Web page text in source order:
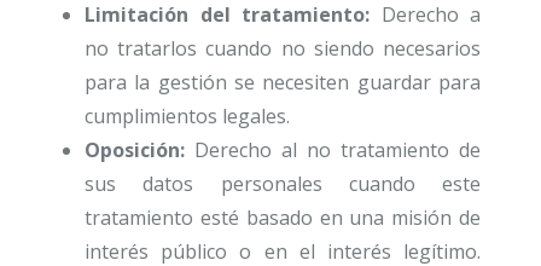
Limitación del tratamiento: Derecho a
no tratarlos cuando no siendo necesarios
para la gestión se necesiten guardar para
cumplimientos legales.
Oposición: Derecho al no tratamiento de
sus datos personales cuando este
tratamiento esté basado en una misión de
interés público o en el interés legítimo.